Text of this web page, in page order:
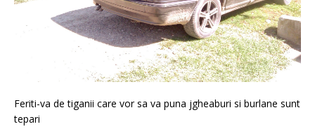
Feriti-va de tiganii care vor sa va puna jgheaburi si burlane sunt
tepari